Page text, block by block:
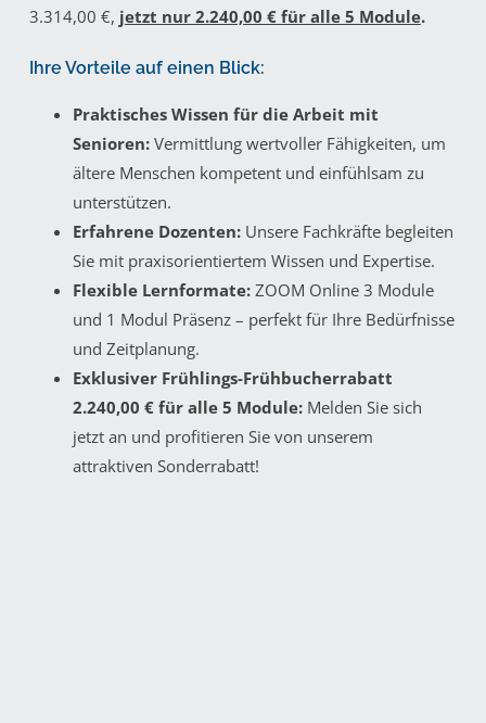
3.314,00 €, jetzt nur 2.240,00 € für alle 5 Module.
Ihre Vorteile auf einen Blick:
Praktisches Wissen für die Arbeit mit
Senioren:Vermittlung wertvoller Fähigkeiten, um
ältere Menschen kompetent und einfühlsam zu
unterstützen.
Erfahrene Dozenten:Unsere Fachkräfte begleiten
Sie mit praxisorientiertem Wissen und Expertise.
Flexible Lernformate:ZOOM Online 3 Module
und 1 Modul Präsenz – perfekt für Ihre Bedürfnisse
und Zeitplanung.
Exklusiver Frühlings-Frühbucherrabatt
2.240,00 € für alle 5 Module:Melden Sie sich
jetzt an und profitieren Sie von unserem
attraktiven Sonderrabatt!